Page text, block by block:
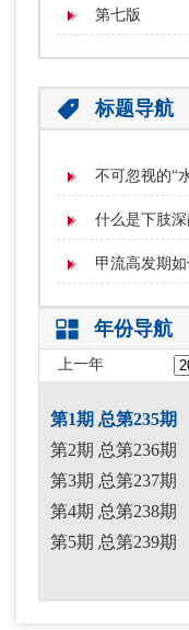
第七版
标题导航
不可忽视的“
什么是下肢
甲流高发期
年份导航
上一年
第1期 总第235期
第2期 总第236期
第3期 总第237期
第4期 总第238期
第5期 总第239期